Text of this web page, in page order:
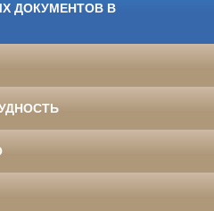
ДОКУМЕНТОВ В